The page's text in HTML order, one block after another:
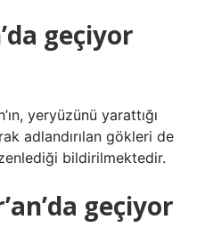
geçiyor
yeryüzünü yarattığı
adlandırılan gökleri de
bildirilmektedir.
geçiyor